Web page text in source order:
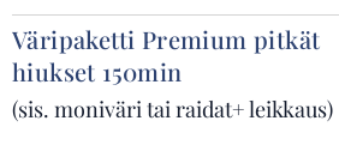
Väripaketti Premium pitkät
hiukset 150min
(sis. moniväri tai raidat+ leikkaus)